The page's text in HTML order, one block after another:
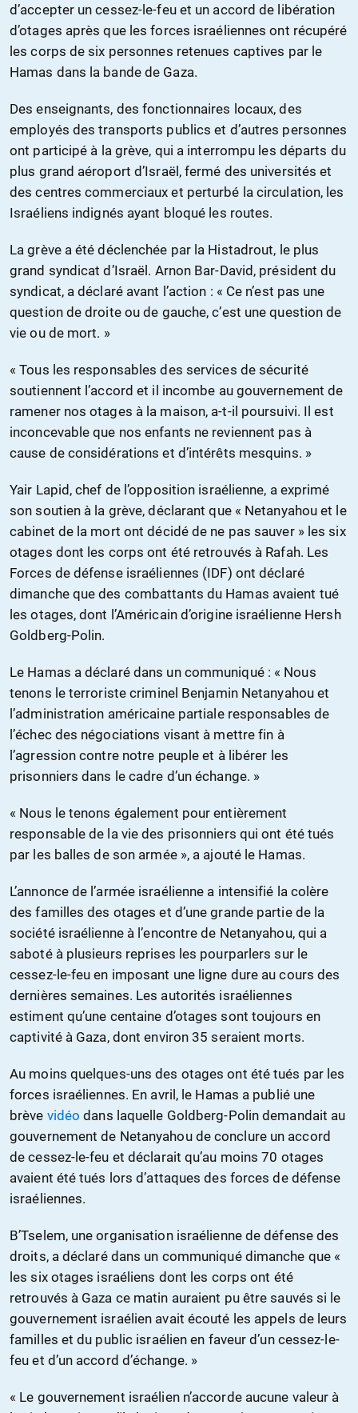
d’accepter un cessez-le-feu et un accord de libération
d’otages après que les forces israéliennes ont récupéré
les corps de six personnes retenues captives par le
Hamas dans la bande de Gaza.
Des enseignants, des fonctionnaires locaux, des
employés des transports publics et d’autres personnes
ont participé à la grève, qui a interrompu les départs du
plus grand aéroport d’Israël, fermé des universités et
des centres commerciaux et perturbé la circulation, les
Israéliens indignés ayant bloqué les routes.
La grève a été déclenchée par la Histadrout, le plus
grand syndicat d’Israël. Arnon Bar-David, président du
syndicat, a déclaré avant l’action : « Ce n’est pas une
question de droite ou de gauche, c’est une question de
vie ou de mort. »
« Tous les responsables des services de sécurité
soutiennent l’accord et il incombe au gouvernement de
ramener nos otages à la maison, a-t-il poursuivi. Il est
inconcevable que nos enfants ne reviennent pas à
cause de considérations et d’intérêts mesquins. »
Yair Lapid, chef de l’opposition israélienne, a exprimé
son soutien à la grève, déclarant que « Netanyahou et le
cabinet de la mort ont décidé de ne pas sauver » les six
otages dont les corps ont été retrouvés à Rafah. Les
Forces de défense israéliennes (IDF) ont déclaré
dimanche que des combattants du Hamas avaient tué
les otages, dont l’Américain d’origine israélienne Hersh
Goldberg-Polin.
Le Hamas a déclaré dans un communiqué : « Nous
tenons le terroriste criminel Benjamin Netanyahou et
l’administration américaine partiale responsables de
l’échec des négociations visant à mettre fin à
l’agression contre notre peuple et à libérer les
prisonniers dans le cadre d’un échange. »
« Nous le tenons également pour entièrement
responsable de la vie des prisonniers qui ont été tués
par les balles de son armée », a ajouté le Hamas.
L’annonce de l’armée israélienne a intensifié la colère
des familles des otages et d’une grande partie de la
société israélienne à l’encontre de Netanyahou, qui a
saboté à plusieurs reprises les pourparlers sur le
cessez-le-feu en imposant une ligne dure au cours des
dernières semaines. Les autorités israéliennes
estiment qu’une centaine d’otages sont toujours en
captivité à Gaza, dont environ 35 seraient morts.
Au moins quelques-uns des otages ont été tués par les
forces israéliennes. En avril, le Hamas a publié une
brève vidéo dans laquelle Goldberg-Polin demandait au
gouvernement de Netanyahou de conclure un accord
de cessez-le-feu et déclarait qu’au moins 70 otages
avaient été tués lors d’attaques des forces de défense
israéliennes.
B’Tselem, une organisation israélienne de défense des
droits, a déclaré dans un communiqué dimanche que «
les six otages israéliens dont les corps ont été
retrouvés à Gaza ce matin auraient pu être sauvés si le
gouvernement israélien avait écouté les appels de leurs
familles et du public israélien en faveur d’un cessez-le-
feu et d’un accord d’échange. »
« Le gouvernement israélien n’accorde aucune valeur à